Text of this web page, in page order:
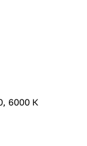
6000 К